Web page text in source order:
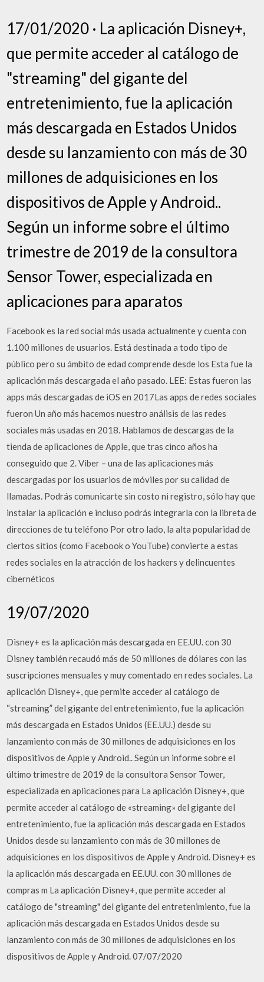
17/01/2020 · La aplicación Disney+,
que permite acceder al catálogo de
"streaming" del gigante del
entretenimiento, fue la aplicación
más descargada en Estados Unidos
desde su lanzamiento con más de 30
millones de adquisiciones en los
dispositivos de Apple y Android..
Según un informe sobre el último
trimestre de 2019 de la consultora
Sensor Tower, especializada en
aplicaciones para aparatos
Facebook es la red social más usada actualmente y cuenta con
1.100 millones de usuarios. Está destinada a todo tipo de
público pero su ámbito de edad comprende desde los Esta fue la
aplicación más descargada el año pasado. LEE: Estas fueron las
apps más descargadas de iOS en 2017Las apps de redes sociales
fueron Un año más hacemos nuestro análisis de las redes
sociales más usadas en 2018. Hablamos de descargas de la
tienda de aplicaciones de Apple, que tras cinco años ha
conseguido que 2. Viber – una de las aplicaciones más
descargadas por los usuarios de móviles por su calidad de
llamadas. Podrás comunicarte sin costo ni registro, sólo hay que
instalar la aplicación e incluso podrás integrarla con la libreta de
direcciones de tu teléfono Por otro lado, la alta popularidad de
ciertos sitios (como Facebook o YouTube) convierte a estas
redes sociales en la atracción de los hackers y delincuentes
cibernéticos
19/07/2020
Disney+ es la aplicación más descargada en EE.UU. con 30
Disney también recaudó más de 50 millones de dólares con las
suscripciones mensuales y muy comentado en redes sociales. La
aplicación Disney+, que permite acceder al catálogo de
“streaming” del gigante del entretenimiento, fue la aplicación
más descargada en Estados Unidos (EE.UU.) desde su
lanzamiento con más de 30 millones de adquisiciones en los
dispositivos de Apple y Android.. Según un informe sobre el
último trimestre de 2019 de la consultora Sensor Tower,
especializada en aplicaciones para La aplicación Disney+, que
permite acceder al catálogo de «streaming» del gigante del
entretenimiento, fue la aplicación más descargada en Estados
Unidos desde su lanzamiento con más de 30 millones de
adquisiciones en los dispositivos de Apple y Android. Disney+ es
la aplicación más descargada en EE.UU. con 30 millones de
compras m La aplicación Disney+, que permite acceder al
catálogo de "streaming" del gigante del entretenimiento, fue la
aplicación más descargada en Estados Unidos desde su
lanzamiento con más de 30 millones de adquisiciones en los
dispositivos de Apple y Android. 07/07/2020